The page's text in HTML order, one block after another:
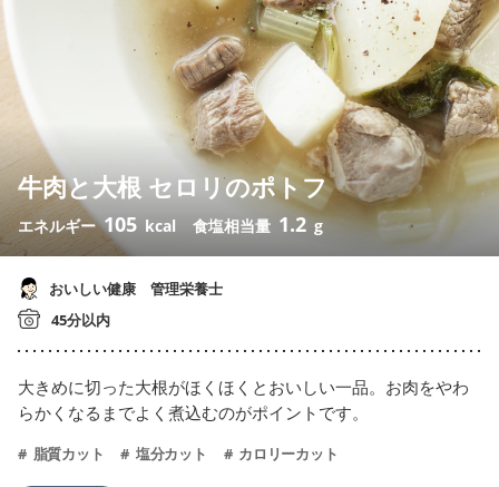
牛肉と大根 セロリのポトフ
エネルギー105 kcal 食塩相当量 1.2 g
おいしい健康 管理栄養士
45分以内
大きめに切った大根がほくほくとおいしい一品。お肉をやわ
らかくなるまでよく煮込むのがポイントです。
脂質カット 塩分カット カロリーカット